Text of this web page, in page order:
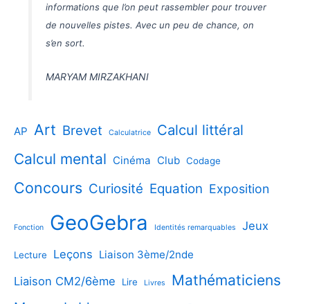
informations que l’on peut rassembler pour trouver
de nouvelles pistes. Avec un peu de chance, on
s’en sort.
MARYAM MIRZAKHANI
AP Art Brevet Calculatrice
Calcul littéral
Calcul mental Cinéma Club Codage
Concours Curiosité Equation Exposition
Fonction GeoGebra Identités remarquables Jeux
Lecture Leçons Liaison 3ème/2nde
Liaison CM2/6ème Lire Livres Mathématiciens